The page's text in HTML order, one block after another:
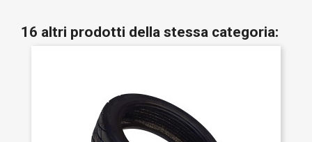
16 altri prodotti della stessa categoria: